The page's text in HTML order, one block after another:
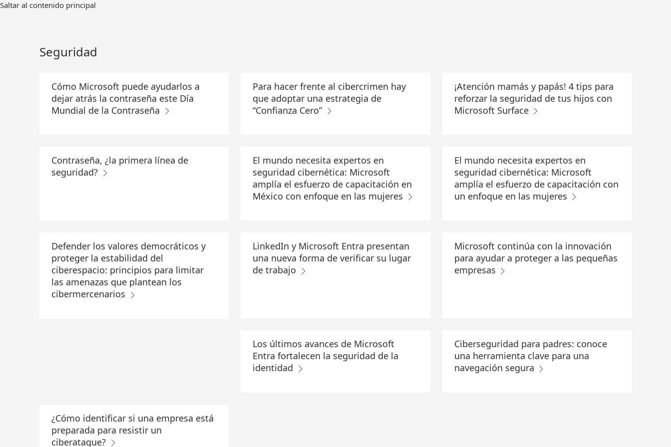
Ir
Saltar al contenido principal
Seguridad
Cómo Microsoft puede ayudarlos a
dejar atrás la contraseña este Día
Mundial de la Contraseña
Para hacer frente al cibercrimen hay
que adoptar una estrategia de
“Confianza Cero”
¡Atención mamás y papás! 4 tips para
reforzar la seguridad de tus hijos con
Microsoft Surface
Contraseña, ¿la primera línea de
seguridad?
El mundo necesita expertos en
seguridad cibernética: Microsoft
amplía el esfuerzo de capacitación en
México con enfoque en las mujeres
El mundo necesita expertos en
seguridad cibernética: Microsoft
amplía el esfuerzo de capacitación con
un enfoque en las mujeres
Defender los valores democráticos y
proteger la estabilidad del
ciberespacio: principios para limitar
las amenazas que plantean los
cibermercenarios
LinkedIn y Microsoft Entra presentan
una nueva forma de verificar su lugar
de trabajo
Microsoft continúa con la innovación
para ayudar a proteger a las pequeñas
empresas
Los últimos avances de Microsoft
Entra fortalecen la seguridad de la
identidad
Ciberseguridad para padres: conoce
una herramienta clave para una
navegación segura
¿Cómo identificar si una empresa está
preparada para resistir un
ciberataque?